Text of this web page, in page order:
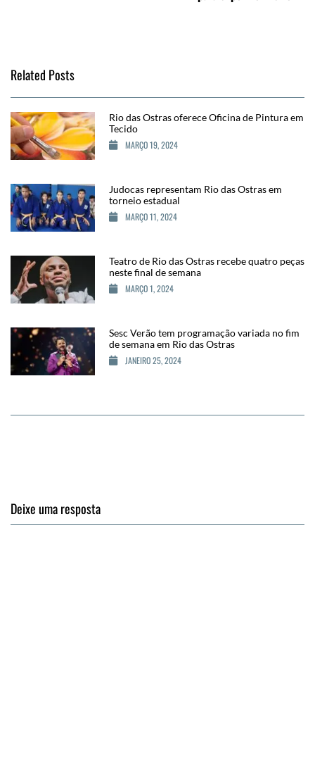
Related Posts
Rio das Ostras oferece Oficina de Pintura em
Tecido
MARÇO 19, 2024
Judocas representam Rio das Ostras em
torneio estadual
MARÇO 11, 2024
Teatro de Rio das Ostras recebe quatro peças
neste final de semana
MARÇO 1, 2024
Sesc Verão tem programação variada no fim
de semana em Rio das Ostras
JANEIRO 25, 2024
Deixe uma resposta